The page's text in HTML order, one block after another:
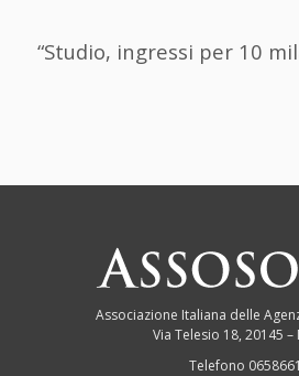
“Studio, ingressi per 10
Associazione Italiana delle
Via Telesio 18, 20145 –
Telefono 0658661